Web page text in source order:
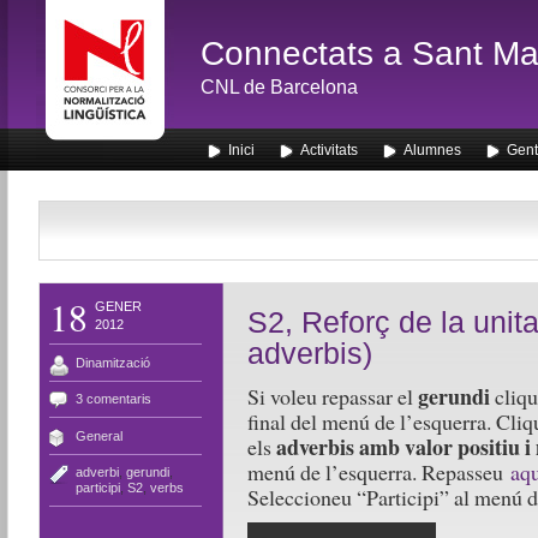
Connectats a Sant
CNL de Barcelona
Inici Activitats Alumnes
18
GENER
2012
Dinamització
3 comentaris
General
adverbi, gerundi,
participi, S2, verbs
S2, Reforç de la
adverbis)
Si voleu repassar elgerundi
final del menú de l’esquerra.
elsadverbis amb valor positiu
menú de l’esquerra. Repasseu
Seleccioneu “Participi” al menú